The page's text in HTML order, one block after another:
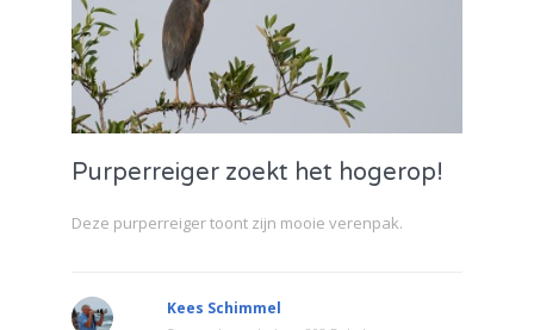
Purperreiger zoekt het hogerop!
Deze purperreiger toont zijn mooie verenpak.
Kees Schimmel